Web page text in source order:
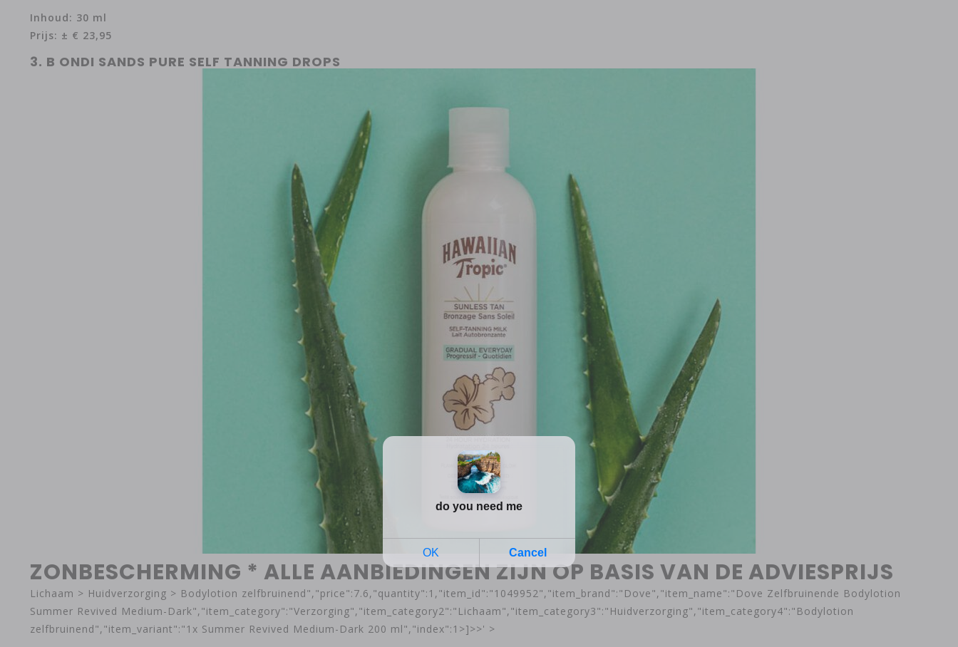
Inhoud: 30 ml
Prijs: ± € 23,95
3. B ONDI SANDS PURE SELF TANNING DROPS
ZONBESCHERMING * ALLE AANBIEDINGEN ZIJN OP BASIS VAN DE ADVIESPRIJS
Lichaam > Huidverzorging > Bodylotion zelfbruinend","price":7.6,"quantity":1,"item_id":"1049952","item_brand":"Dove","item_name":"Dove Zelfbruinende Bodylotion
Summer Revived Medium-Dark","item_category":"Verzorging","item_category2":"Lichaam","item_category3":"Huidverzorging","item_category4":"Bodylotion
zelfbruinend","item_variant":"1x Summer Revived Medium-Dark 200 ml","index":1>]>>' >